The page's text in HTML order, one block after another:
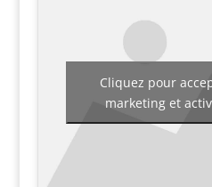
Cliquez pour
marketing et